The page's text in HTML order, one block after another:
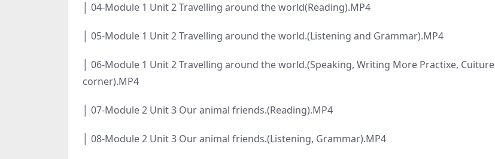
│ 04-Module 1 Unit 2 Travelling around the world(Reading).MP4
│ 05-Module 1 Unit 2 Travelling around the world.(Listening and Grammar).MP4
│ 06-Module 1 Unit 2 Travelling around the world.(Speaking, Writing More Practixe, Cuiture
corner).MP4
│ 07-Module 2 Unit 3 Our animal friends.(Reading).MP4
│ 08-Module 2 Unit 3 Our animal friends.(Listening, Grammar).MP4